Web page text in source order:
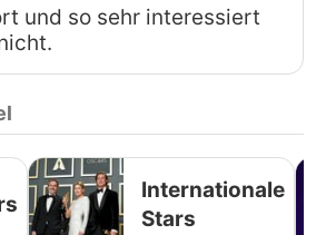
und so sehr interessiert
Internationale
Stars